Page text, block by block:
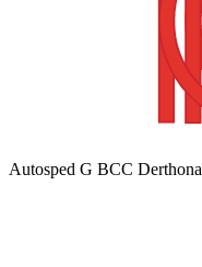
Autosped G BCC Derthona